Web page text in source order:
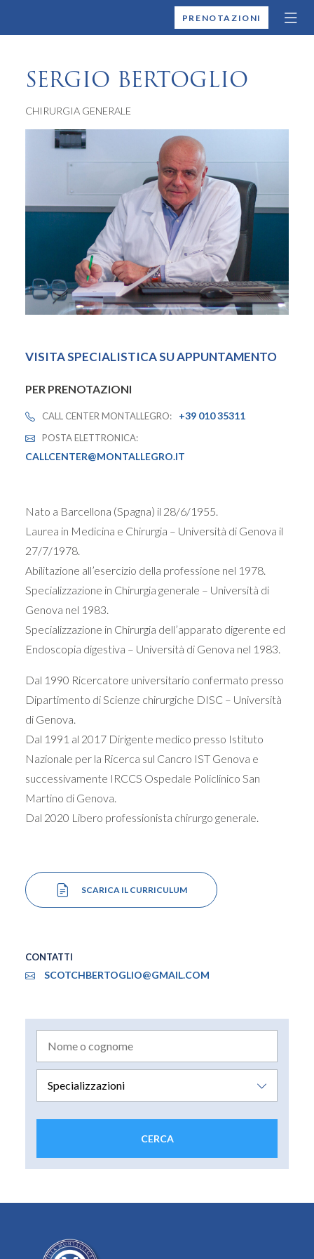
MONTALLEGROPRENOTAZIONI
SERGIO BERTOGLIO
CHIRURGIA GENERALE
VISITA SPECIALISTICA SU APPUNTAMENTO
PER PRENOTAZIONI
CALL CENTER MONTALLEGRO: +39 010 35311
POSTA ELETTRONICA:
CALLCENTER@MONTALLEGRO.IT
Nato a Barcellona (Spagna) il 28/6/1955.
Laurea in Medicina e Chirurgia – Università di Genova il
27/7/1978.
Abilitazione all’esercizio della professione nel 1978.
Specializzazione in Chirurgia generale – Università di
Genova nel 1983.
Specializzazione in Chirurgia dell’apparato digerente ed
Endoscopia digestiva – Università di Genova nel 1983.
Dal 1990 Ricercatore universitario confermato presso
Dipartimento di Scienze chirurgiche DISC – Università
di Genova.
Dal 1991 al 2017 Dirigente medico presso Istituto
Nazionale per la Ricerca sul Cancro IST Genova e
successivamente IRCCS Ospedale Policlinico San
Martino di Genova.
Dal 2020 Libero professionista chirurgo generale.
SCARICA IL CURRICULUM
CONTATTI
SCOTCHBERTOGLIO@GMAIL.COM